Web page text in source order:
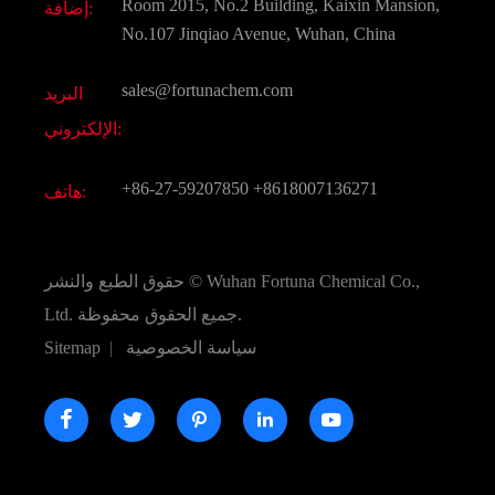
النكهات و عطور
الكيميائية CAS
جميع المواد الكيميائية غرامة
إضافة:
Room 2015, No.2 Building, Kaixin Mansion,
No.107 Jinqiao Avenue, Wuhan, China
البريد
الإلكتروني:
sales@fortunachem.com
هاتف: +86-27-59207850 +8618007136271
حقوق الطبع والنشر © Wuhan Fortuna Chemical Co.,
Ltd.
جميع الحقوق محفوظة.
Sitemap | سياسة الخصوصية
    